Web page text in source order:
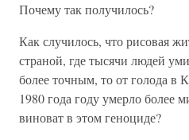
Почему так получилось?
Как случилось, что рисовая
страной, где тысячи людей
более точным, то от голода в
1980 года году умерло более
виноват в этом геноциде?